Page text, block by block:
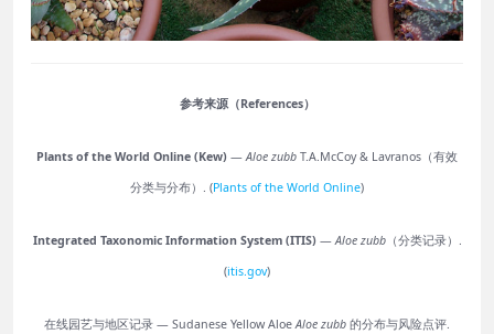
参考来源（References）
Plants of the World Online (Kew) —Aloe zubb T.A.McCoy & Lavranos（有效
分类与分布）. (Plants of the World Online)
Integrated Taxonomic Information System (ITIS)—Aloe zubb（分类记录）.
(itis.gov)
在线园艺与地区记录 — Sudanese Yellow AloeAloe zubb 的分布与风险点评.